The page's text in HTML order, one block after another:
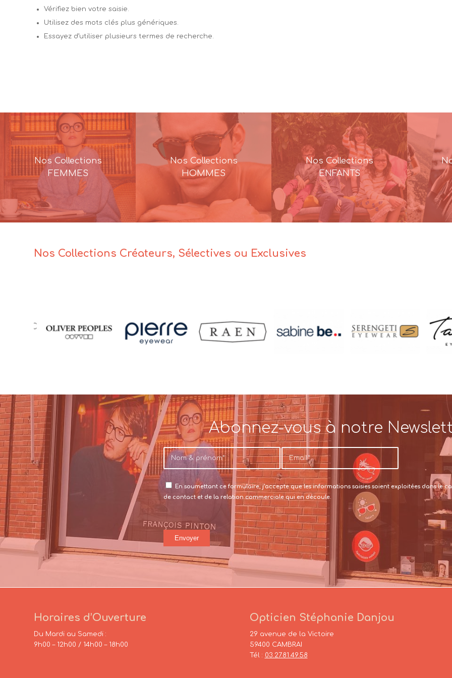
Vérifiez bien votre saisie.
Utilisez des mots clés plus génériques.
Essayez d’utiliser plusieurs termes de recherche.
Nos Collections
FEMMES
Nos Collections
HOMMES
Nos Collections
ENFANTS
Nos Collections Créateurs, Sélectives ou Exclusives
Abonnez-vous à notre
En soumettant ce formulaire, j’accepte que les informations saisies soient exploitées dans le
de contact et de la relation commerciale qui en découle.
Horaires d’Ouverture
Du Mardi au Samedi :
9h00 – 12h00 / 14h00 – 18h00
Opticien Stéphanie Danjou
29 avenue de la Victoire
59400 CAMBRAI
Tél : 03.27.81.49.58